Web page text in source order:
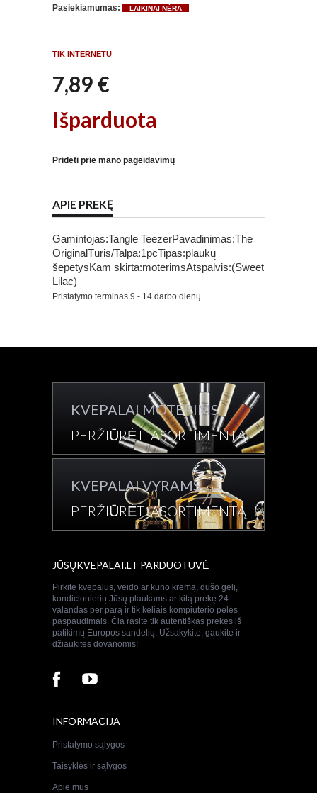
Pasiekiamumas: LAIKINAI NĖRA
TIK INTERNETU
7,89 €
Išparduota
Pridėti prie mano pageidavimų
APIE PREKĘ
Gamintojas:Tangle TeezerPavadinimas:The
OriginalTūris/Talpa:1pcTipas:plaukų
šepetysKam skirta:moterimsAtspalvis:(Sweet
Lilac)
Pristatymo terminas 9 - 14 darbo dienų
KVEPALAI MOTERIMS
PERŽIŪRĖTI ASORTIMENTĄ
KVEPALAI VYRAMS
PERŽIŪRĖTI ASORTIMENTĄ
JŪSŲKVEPALAI.LT PARDUOTUVĖ
Pirkite kvepalus, veido ar kūno kremą, dušo gelį,
kondicionierių Jūsų plaukams ar kitą prekę 24
valandas per parą ir tik keliais kompiuterio pelės
paspaudimais. Čia rasite tik autentiškas prekes iš
patikimų Europos sandelių. Užsakykite, gaukite ir
džiaukitės dovanomis!
INFORMACIJA
Pristatymo sąlygos
Taisyklės ir sąlygos
Apie mus